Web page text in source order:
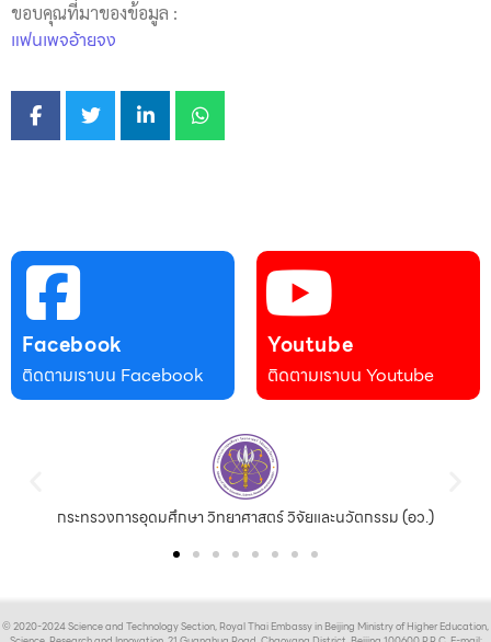
ขอบคุณที่มาของข้อมูล :
แฟนเพจอ้ายจง
Facebook
ติดตามเราบน Facebook
Youtube
ติดตามเราบน Youtube
กระทรวงการอุดมศึกษา วิทยาศาสตร์ วิจัยและนวัตกรรม (อว.)
© 2020-2024 Science and Technology Section, Royal Thai Embassy in Beijing Ministry of Higher Education,